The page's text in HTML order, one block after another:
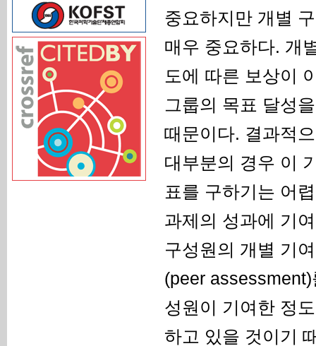
중요하지만 개별
매우 중요하다. 개
도에 따른 보상이
그룹의 목표 달성
때문이다. 결과적
대부분의 경우 이
표를 구하기는 어
과제의 성과에 기
구성원의 개별 기
(peer
성원이 기여한 정
하고 있을 것이기